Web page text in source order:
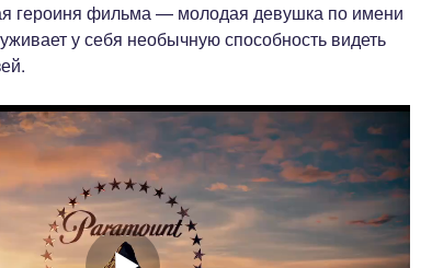
героиня фильма — молодая девушка по имени
у себя необычную способность видеть